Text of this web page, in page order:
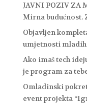
JAVNI POZIV ZA
Mirna budućnost.
Objavljen
umjetnosti
Ako imaš tech
je program za
Omladinski
event projekta